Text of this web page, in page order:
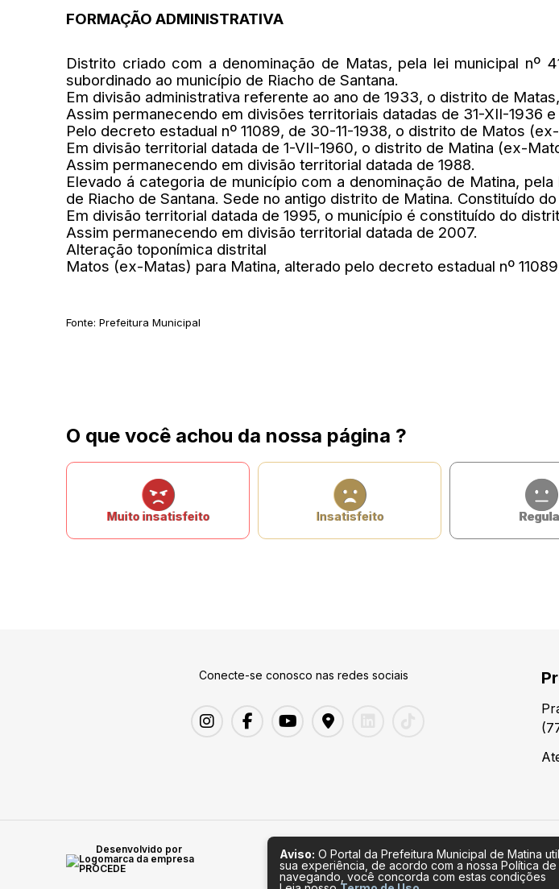
FORMAÇÃO ADMINISTRATIVA
Distrito criado com a denominação de Matas, pela lei municipal nº
subordinado ao município de Riacho de Santana.
Em divisão administrativa referente ao ano de 1933, o distrito de
Assim permanecendo em divisões territoriais datadas de 31-XII-1936 e
Pelo decreto estadual nº 11089, de 30-11-1938, o distrito de Matos
Em divisão territorial datada de 1-VII-1960, o distrito de Matina (ex-
Assim permanecendo em divisão territorial datada de 1988.
Elevado á categoria de município com a denominação de Matina,
de Riacho de Santana. Sede no antigo distrito de Matina. Constituído
Em divisão territorial datada de 1995, o município é constituído do
Assim permanecendo em divisão territorial datada de 2007.
Alteração toponímica distrital
Matos (ex-Matas) para Matina, alterado pelo decreto estadual nº
Fonte: Prefeitura Municipal
O que você achou da nossa página ?
Muito insatisfeito Insatisfeito
Conecte-se conosco nas redes sociais
Desenvolvido por Aviso: O Portal da Prefeitura Municipal de Matina
sua experiência, de acordo com a nossa Política
navegando, você concorda com estas condições